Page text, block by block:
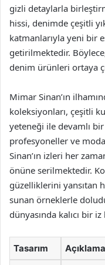
gizli detaylarla
hissi, denimde çeşitli
katmanlarıyla yeni bir
getirilmektedir.
denim ürünleri ortaya
Mimar Sinan’ın
koleksiyonları, çeşitli
yeteneği ile devamlı
profesyoneller ve
Sinan’ın izleri her
önüne serilmektedir.
güzelliklerini yansıtan
sunan örneklerle
dünyasında kalıcı bir
Tasarım Açıklama